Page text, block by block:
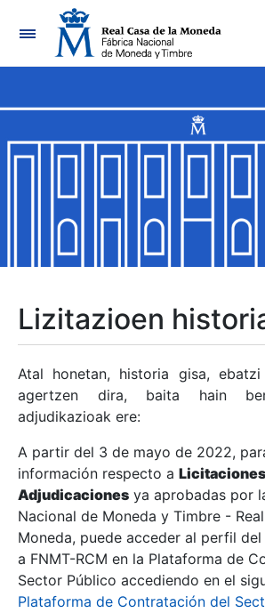
Nabigazioa
Erakutsi/Ezkutatu
Erakutsi/Ezkutatu
Erakutsi/Ezkutatu
Erakutsi/Ezkutatu
Erakutsi/Ezkutatu
Erakutsi/Ezkutatu
Erakutsi/Ezkutatu
Lizitazioen
Atal honetan, historia gisa,
agertzen dira, baita hain
adjudikazioak ere:
A partir del 3 de mayo de 2022,
información respecto a
Adjudicaciones ya aprobadas por
Nacional de Moneda y Timbre -
Moneda, puede acceder al perfil
a FNMT-RCM en la Plataforma de
Sector Público accediendo en el
Plataforma de Contratación del